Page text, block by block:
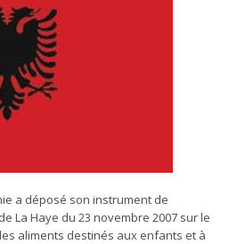
a déposé son instrument de
La Haye du 23 novembre 2007 sur le
aliments destinés aux enfants et à